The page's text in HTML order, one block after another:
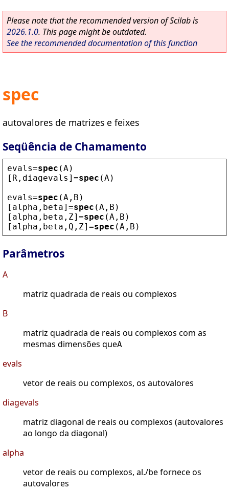
Please note that the recommended version of Scilab is
2026.1.0. This page might be outdated.
See the recommended documentation of this function
spec
autovalores de matrizes e feixes
Seqüência de Chamamento
evals=spec (A )
[ R , diagevals ]=spec (A )
evals=spec (A , B )
[ alpha , beta]=spec (A , B )
[ alpha , beta , Z]=spec (A , B )
[ alpha , beta , Q , Z]=spec (A , B )
Parâmetros
A
matriz quadrada de reais ou complexos
B
matriz quadrada de reais ou complexos com as
mesmas dimensões queA
evals
vetor de reais ou complexos, os autovalores
diagevals
matriz diagonal de reais ou complexos (autovalores
ao longo da diagonal)
alpha
vetor de reais ou complexos, al./be fornece os
autovalores